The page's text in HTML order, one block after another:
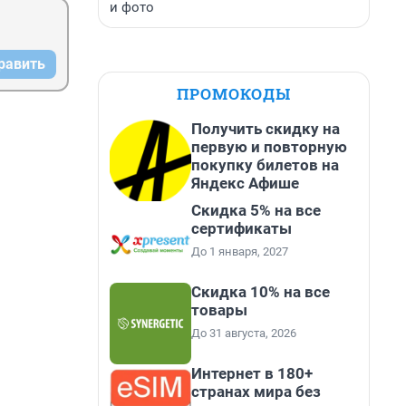
и фото
ПРОМОКОДЫ
Получить скидку на
первую и повторную
покупку билетов на
Яндекс Афише
Скидка 5% на все
сертификаты
До 1 января, 2027
Скидка 10% на все
товары
До 31 августа, 2026
Интернет в 180+
странах мира без